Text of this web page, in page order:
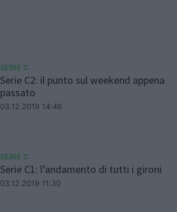
SERIE C
Serie C2: il punto sul weekend appena
passato
03.12.2019 14:46
SERIE C
Serie C1: l’andamento di tutti i gironi
03.12.2019 11:30